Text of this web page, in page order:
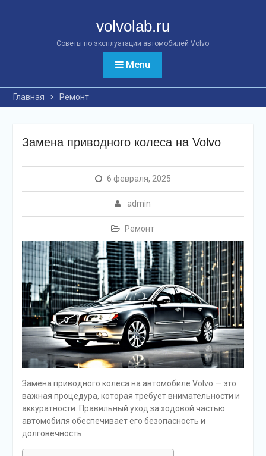
volvolab.ru
Советы по эксплуатации автомобилей Volvo
Menu
Главная Ремонт
Замена приводного колеса на Volvo
6 февраля, 2025
admin
Ремонт
Замена приводного колеса на автомобиле Volvo — это
важная процедура, которая требует внимательности и
аккуратности. Правильный уход за ходовой частью
автомобиля обеспечивает его безопасность и
долговечность.